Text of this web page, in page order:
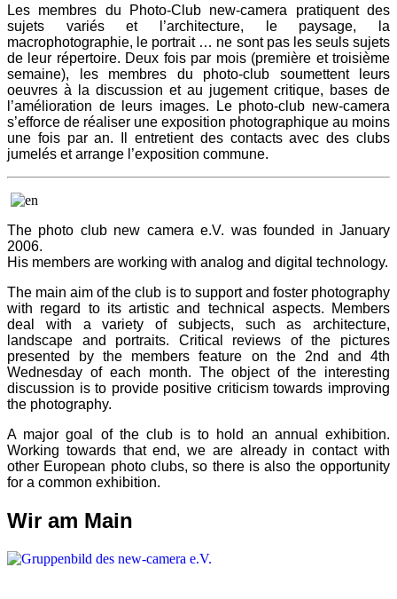
Les membres du Photo-Club new-camera pratiquent des
sujets variés et l’architecture, le paysage, la
macrophotographie, le portrait … ne sont pas les seuls sujets
de leur répertoire. Deux fois par mois (première et troisième
semaine), les membres du photo-club soumettent leurs
oeuvres à la discussion et au jugement critique, bases de
l’amélioration de leurs images. Le photo-club new-camera
s’efforce de réaliser une exposition photographique au moins
une fois par an. Il entretient des contacts avec des clubs
jumelés et arrange l’exposition commune.
The photo club new camera e.V. was founded in January
2006.
His members are working with analog and digital technology.
The main aim of the club is to support and foster photography
with regard to its artistic and technical aspects. Members
deal with a variety of subjects, such as architecture,
landscape and portraits. Critical reviews of the pictures
presented by the members feature on the 2nd and 4th
Wednesday of each month. The object of the interesting
discussion is to provide positive criticism towards improving
the photography.
A major goal of the club is to hold an annual exhibition.
Working towards that end, we are already in contact with
other European photo clubs, so there is also the opportunity
for a common exhibition.
Wir am Main